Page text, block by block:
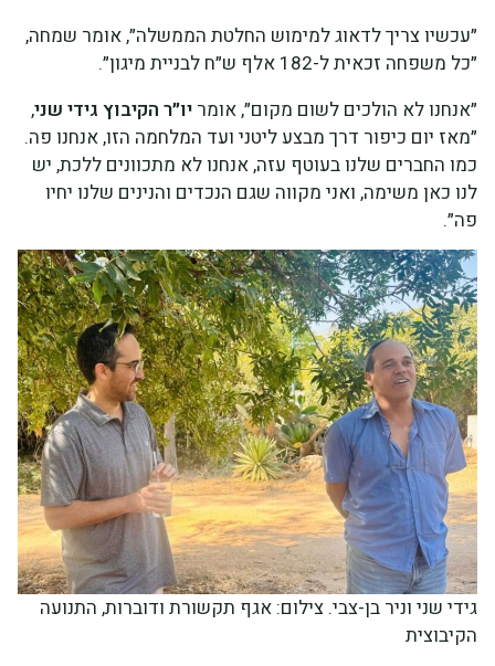
״עכשיו צריך לדאוג למימוש החלטת הממשלה״, אומר שמחה,
״כל משפחה זכאית ל-182 אלף ש״ח לבניית מיגון״.
״אנחנו לא הולכים לשום מקום״, אומר יו״ר הקיבוץ גידי שני,
״מאז יום כיפור דרך מבצע ליטני ועד המלחמה הזו, אנחנו פה.
כמו החברים שלנו בעוטף עזה, אנחנו לא מתכוונים ללכת, יש
לנו כאן משימה, ואני מקווה שגם הנכדים והנינים שלנו יחיו
פה״.
גידי שני וניר בן-צבי. צילום: אגף תקשורת ודוברות, התנועה
הקיבוצית